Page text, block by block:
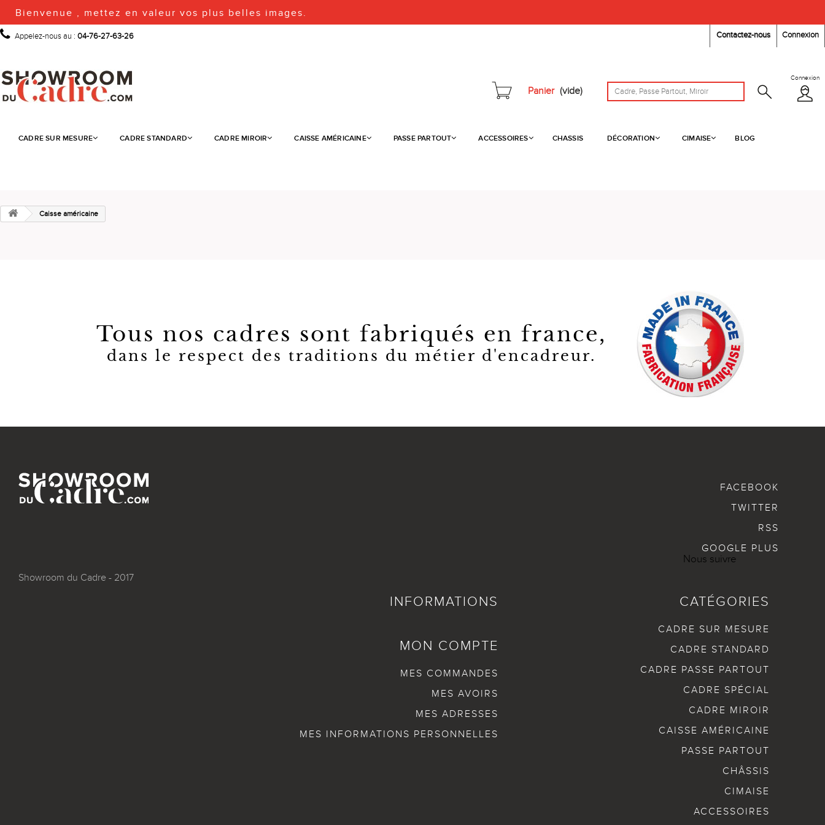
Bienvenue , mettez en valeur vos plus belles images.
Connexion
Contactez-nous
Appelez-nous au : 04-76-27-63-26
Connexion
Panier (vide)
CADRE SUR MESURE CADRE STANDARD CADRE MIROIR CAISSE AMÉRICAINE PASSE PARTOUT ACCESSOIRES CHASSIS DÉCORATION CIMAISE BLOG
Caisse américaine
Tous nos cadres sont fabriqués en france,
dans le respect des traditions du métier d'encadreur.
Showroom du Cadre - 2017
FACEBOOK
TWITTER
RSS
GOOGLE PLUS
Nous suivre
CATÉGORIES
CADRE SUR MESURE
CADRE STANDARD
CADRE PASSE PARTOUT
CADRE SPÉCIAL
CADRE MIROIR
CAISSE AMÉRICAINE
PASSE PARTOUT
CHÂSSIS
CIMAISE
ACCESSOIRES
INFORMATIONS
MON COMPTE
MES COMMANDES
MES AVOIRS
MES ADRESSES
MES INFORMATIONS PERSONNELLES